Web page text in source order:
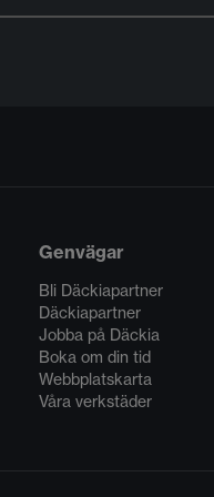
Genvägar
Bli Däckiapartner
Däckiapartner
Jobba på Däckia
Boka om din tid
Webbplatskarta
Våra verkstäder